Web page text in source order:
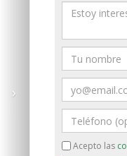
›
Mensaje
Nombre
Email
Teléfono
Acepto las